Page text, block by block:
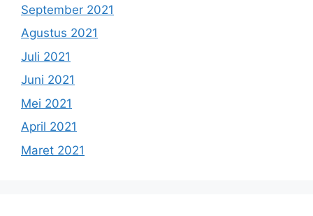
September 2021
Agustus 2021
Juli 2021
Juni 2021
Mei 2021
April 2021
Maret 2021